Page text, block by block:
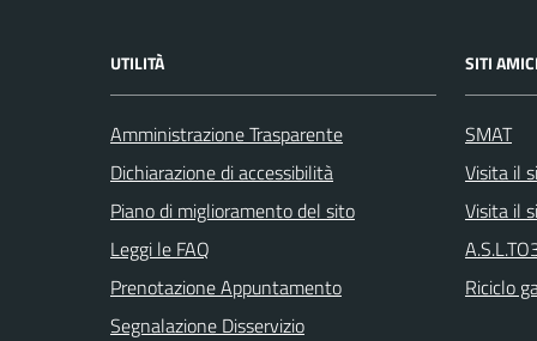
UTILITÀ
Amministrazione Trasparente
Dichiarazione di accessibilità
Piano di miglioramento del sito
Leggi le FAQ
Prenotazione Appuntamento
Segnalazione Disservizio
SITI
SMAT
Visita il
Visita il
Riciclo